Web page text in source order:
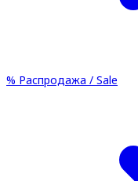
% Распродажа / Sale